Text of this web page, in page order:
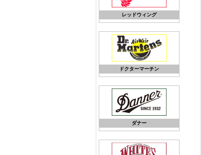
レッドウィング
ドクターマーチン
ダナー